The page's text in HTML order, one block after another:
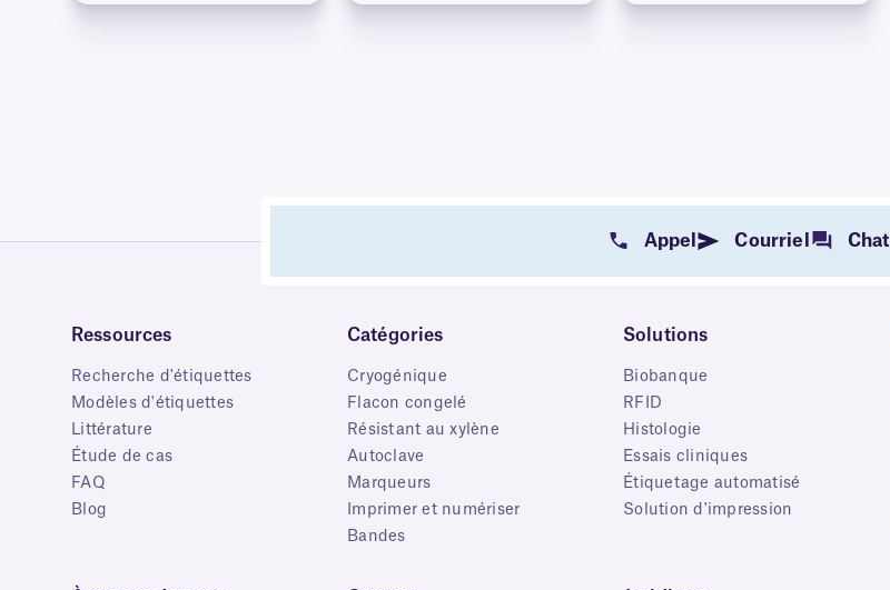
Appel Courriel Chat
Ressources
Recherche d'étiquettes
Modèles d'étiquettes
Littérature
Étude de cas
FAQ
Blog
Catégories
Cryogénique
Flacon congelé
Résistant au xylène
Autoclave
Marqueurs
Imprimer et numériser
Bandes
Solutions
Biobanque
RFID
Histologie
Essais cliniques
Étiquetage automatisé
Solution d'impression